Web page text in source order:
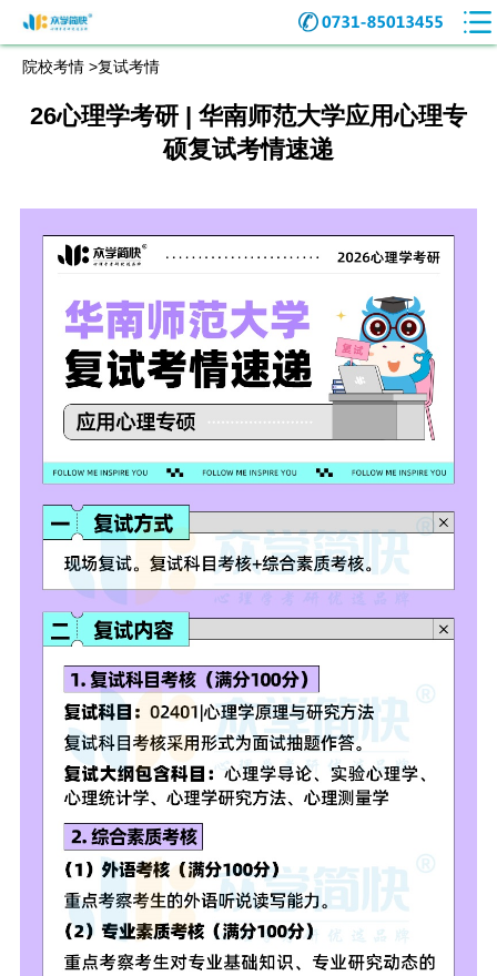
院校考情 >复试考情
26心理学考研 | 华南师范大学应用心理专
硕复试考情速递